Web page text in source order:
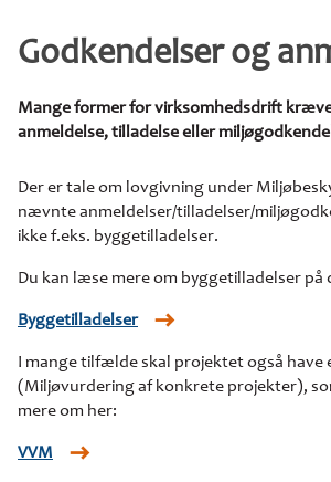
Godkendelser og
Mange former for virksomhedsdrift
anmeldelse, tilladelse eller
Der er tale om lovgivning under
nævnte anmeldelser/tilladelser/
ikke f.eks. byggetilladelser.
Du kan læse mere om byggetilladelser på
Byggetilladelser
I mange tilfælde skal projektet også have
(Miljøvurdering af konkrete projekter),
mere om her:
VVM